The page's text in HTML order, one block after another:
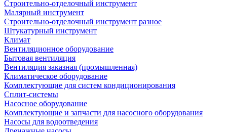
Строительно-отделочный инструмент
Малярный инструмент
Строительно-отделочный инструмент разное
Штукатурный инструмент
Климат
Вентиляционное оборудование
Бытовая вентиляция
Вентиляция заказная (промышленная)
Климатическое оборудование
Комплектующие для систем кондиционирования
Сплит-системы
Насосное оборудование
Комплектующие и запчасти для насосного оборудования
Насосы для водоотведения